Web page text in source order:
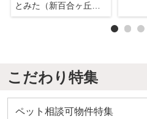
とみた（新百合ヶ丘店）
こだわり特集
ペット相談可物件特集